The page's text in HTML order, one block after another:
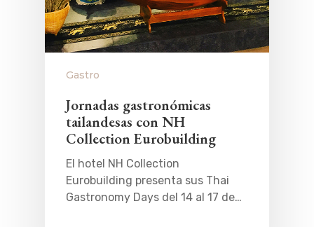
Gastro
Jornadas gastronómicas
tailandesas con NH
Collection Eurobuilding
El hotel NH Collection
Eurobuilding presenta sus Thai
Gastronomy Days del 14 al 17 de…